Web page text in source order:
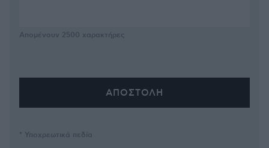
Απομένουν 2500 χαρακτήρες
* Υποχρεωτικά πεδία